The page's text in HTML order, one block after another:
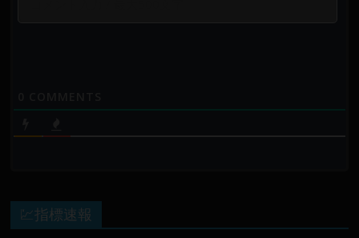
💹指標速報